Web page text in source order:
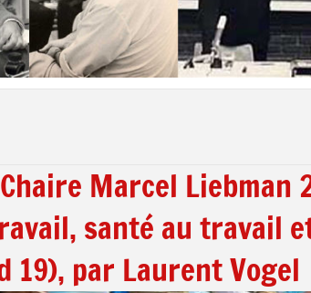
Marcel
santé au travail
19), par Laurent Vogel